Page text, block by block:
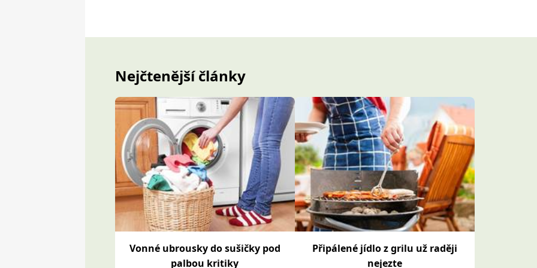
Nejčtenější články
Vonné ubrousky do sušičky pod
palbou kritiky
Připálené jídlo z grilu už raději
nejezte